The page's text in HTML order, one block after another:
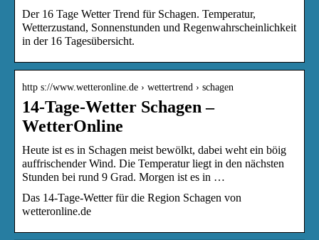
Der 16 Tage Wetter Trend für Schagen. Temperatur,
Wetterzustand, Sonnenstunden und Regenwahrscheinlichkeit
in der 16 Tagesübersicht.
http s://www.wetteronline.de › wettertrend › schagen
14-Tage-Wetter Schagen –
WetterOnline
Heute ist es in Schagen meist bewölkt, dabei weht ein böig
auffrischender Wind. Die Temperatur liegt in den nächsten
Stunden bei rund 9 Grad. Morgen ist es in …
Das 14-Tage-Wetter für die Region Schagen von
wetteronline.de